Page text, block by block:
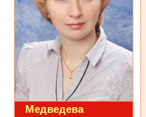
Медведева